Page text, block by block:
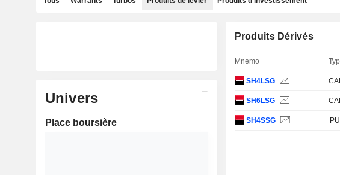
Univers
Place boursière
Produits Dérivés
Mnemo
SH4LSG
SH6LSG
SH4SSG